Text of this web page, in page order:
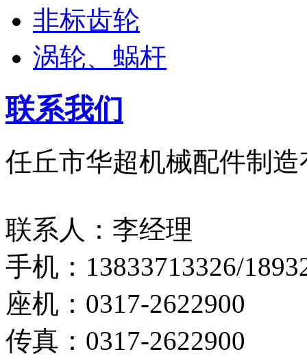
非标齿轮
涡轮、蜗杆
联系我们
任丘市华超机械配件制
联系人：李经理
手机：13833713326/
座机：0317-2622900
传真：0317-2622900